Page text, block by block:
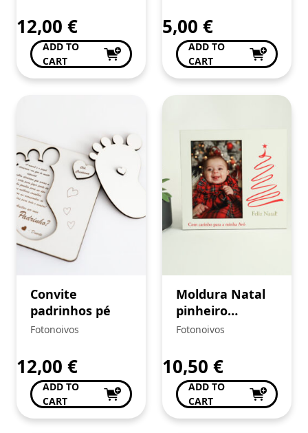
12,00 €
ADD TO
CART
5,00 €
ADD TO
CART
Convite
padrinhos pé
Fotonoivos
12,00 €
ADD TO
CART
Moldura Natal
pinheiro
vermelho
Fotonoivos
10,50 €
ADD TO
CART